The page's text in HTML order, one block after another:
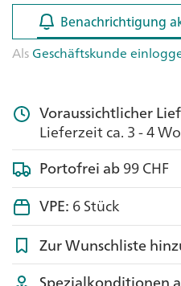
Benachrichtigung
Benachrichtigung
AlsGeschäftskunde
Voraussichtlicher
Lieferzeit ca. 3 - 4
Portofrei ab99 CHF
VPE:6 Stück
Zur Wunschliste